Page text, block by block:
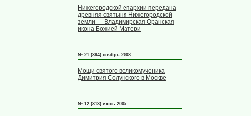
Нижегородской епархии передана
древняя святыня Нижегородской
земли — Владимирская Оранская
икона Божией Матери
№ 21 (394) ноябрь 2008
Мощи святого великомученика
Димитрия Солунского в Москве
№ 12 (313) июнь 2005